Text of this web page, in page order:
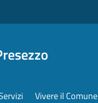
Vivere il Comune